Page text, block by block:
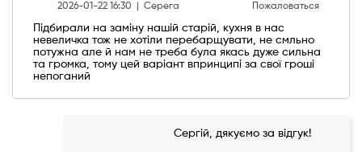
2026-01-22 16:30 | Серега Пожаловаться
Підбирали на заміну нашій старій, кухня в нас
невеличка тож не хотіли перебарщувати, не смльно
потужна але й нам не треба була якась дуже сильна
та громка, тому цей варіант впринципі за свої гроші
непоганий
Сергій, дякуємо за відгук!